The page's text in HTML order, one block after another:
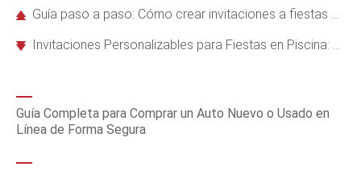
Guía paso a paso: Cómo crear invitaciones a fiestas en línea con Evite
Invitaciones Personalizables para Fiestas en Piscina: Gratuitas e Ideas Premium
Guía Completa para Comprar un Auto Nuevo o Usado en
Línea de Forma Segura